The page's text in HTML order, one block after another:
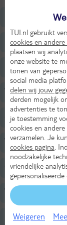
Faciliteiten
Restaurants/
Wellness
Sport &
Voor de kinderen
Overige
Verzorging
Belangrijke
TUI.nl gebruikt
cookies en
plaatsen wij
onze website te
tonen van
social media
delen wij jouw
derden mogelijk
advertenties te
je toestemming
cookies en
verzamelen. Je
cookies pagina .
noodzakelijke
vriendelijke
gepersonaliseerde
Weigeren